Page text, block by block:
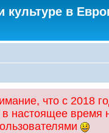
культуре в
что с 2018
настоящее время